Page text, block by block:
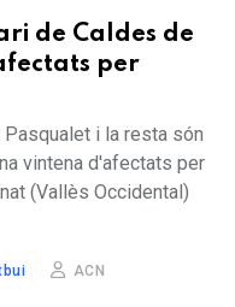
de Caldes de
per
i la resta són
vintena d'afectats per
(Vallès Occidental)
ACN